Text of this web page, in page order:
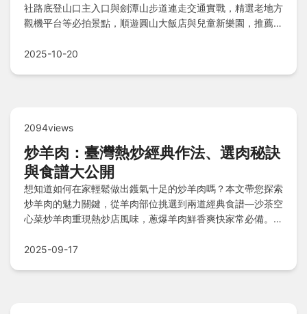
社路底登山口主入口與劍潭山步道連走交通實戰，精選老地方
觀機平台等必拍景點，順遊圓山大飯店與兒童新樂園，推薦士
項與Q&A，助你輕鬆玩轉台北近郊！
2025-10-20
2094views
炒羊肉：臺灣熱炒經典作法、選肉秘訣
與食譜大公開
想知道如何在家輕鬆做出鑊氣十足的炒羊肉嗎？本文帶您探索
炒羊肉的魅力關鍵，從羊肉部位挑選到兩道經典食譜—沙茶空
心菜炒羊肉重現熱炒店風味，蔥爆羊肉鮮香爽快家常必備。揭
還解答出水問題、冷凍羊肉卷使用及替代調味法，讓您一次掌
2025-09-17